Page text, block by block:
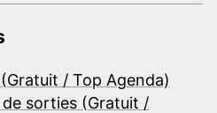
/ Top Agenda)
sorties (Gratuit /